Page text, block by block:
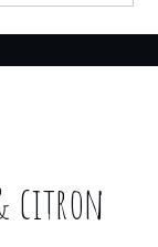
citron
in